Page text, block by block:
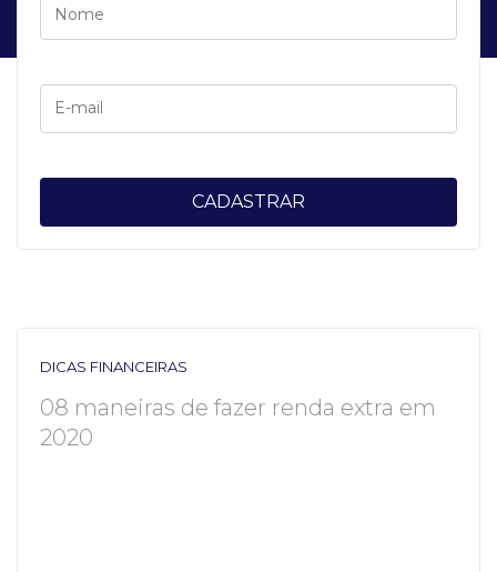
CADASTRAR
DICAS FINANCEIRAS
08 maneiras de fazer renda extra em
2020